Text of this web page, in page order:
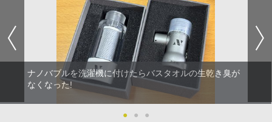
ナノバブルを洗濯機に付けたらバスタオルの生乾き臭が
なくなった!
● ● ●